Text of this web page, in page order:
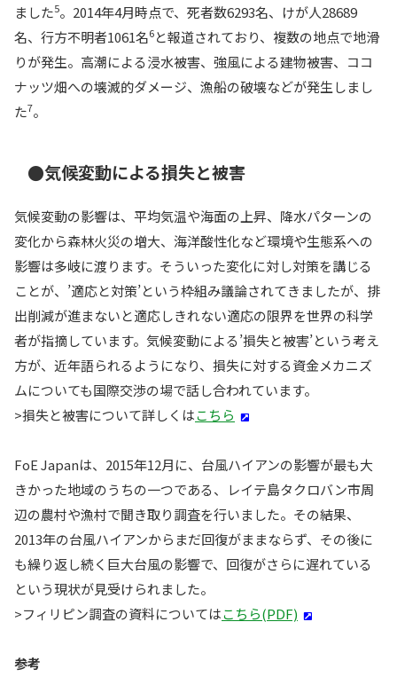
ました5。2014年4月時点で、死者数6293名、けが人28689
名、行方不明者1061名6と報道されており、複数の地点で地滑
りが発生。高潮による浸水被害、強風による建物被害、ココ
ナッツ畑への壊滅的ダメージ、漁船の破壊などが発生しまし
た7。
●気候変動による損失と被害
気候変動の影響は、平均気温や海面の上昇、降水パターンの
変化から森林火災の増大、海洋酸性化など環境や生態系への
影響は多岐に渡ります。そういった変化に対し対策を講じる
ことが、’適応と対策’という枠組み議論されてきましたが、排
出削減が進まないと適応しきれない適応の限界を世界の科学
者が指摘しています。気候変動による’損失と被害’という考え
方が、近年語られるようになり、損失に対する資金メカニズ
ムについても国際交渉の場で話し合われています。
>損失と被害について詳しくはこちら
FoE Japanは、2015年12月に、台風ハイアンの影響が最も大
きかった地域のうちの一つである、レイテ島タクロバン市周
辺の農村や漁村で聞き取り調査を行いました。その結果、
2013年の台風ハイアンからまだ回復がままならず、その後に
も繰り返し続く巨大台風の影響で、回復がさらに遅れている
という現状が見受けられました。
>フィリピン調査の資料についてはこちら(PDF)
参考